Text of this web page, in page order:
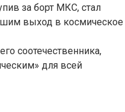
за борт МКС, стал
выход в космическое
соотечественника,
для всей